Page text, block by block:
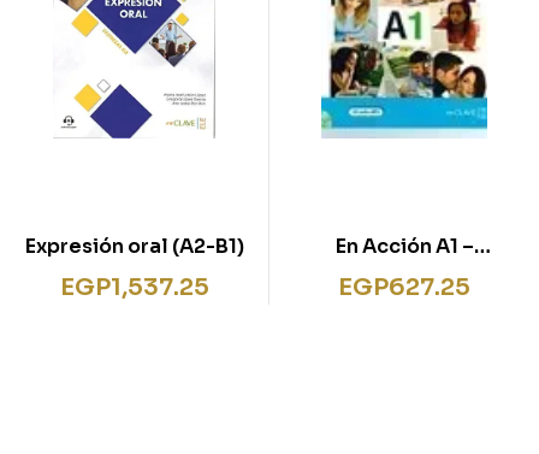
Expresión oral (A2-B1)
EGP1,537.25
En Acción A1 –
Cuaderno de
actividades + audio
EGP627.25